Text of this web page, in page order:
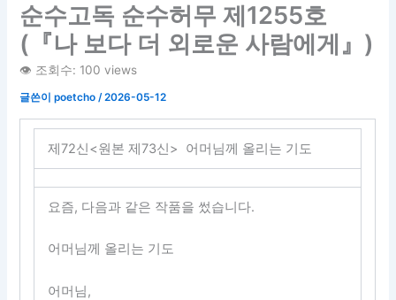
순수고독 순수허무 제1255호
(『나 보다 더 외로운 사람에게』)
👁️ 조회수: 100 views
글쓴이poetcho/2026-05-12
제72신<원본 제73신> 어머님께 올리는 기도
요즘, 다음과 같은 작품을 썼습니다.
어머님께 올리는 기도
어머님,